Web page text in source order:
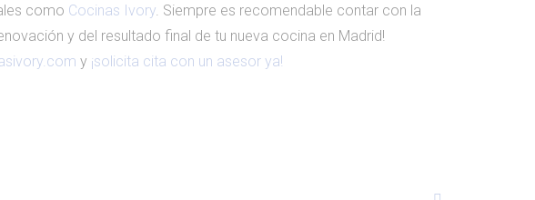
como Cocinas Ivory . Siempre es recomendable contar con la
y del resultado final de tu nueva cocina en Madrid!
y ¡solicita cita con un asesor ya!